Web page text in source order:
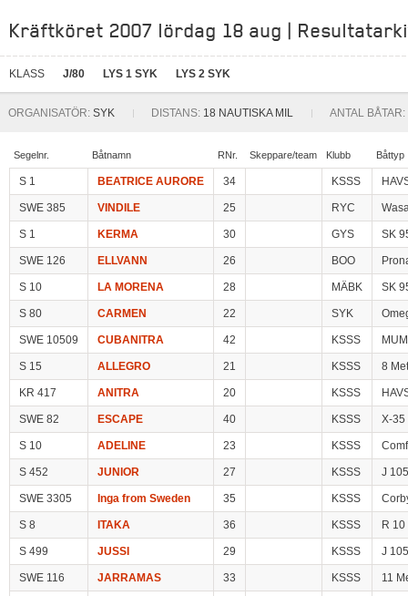
Kräftköret 2007 lördag 18 aug |
KLASS J/80 LYS 1 SYK LYS 2 SYK
ORGANISATÖR: SYK DISTANS: 18 NAUTISKA MIL ANTAL BÅTAR:
Segelnr. Båtnamn RNr. Skeppare/team Klubb Båttyp
S 1 BEATRICE AURORE 34 KSSS
SWE 385 VINDILE 25 RYC
S 1 KERMA 30 GYS SK
SWE 126 ELLVANN 26 BOO
S 10 LA MORENA 28 MÄBK SK
S 80 CARMEN 22 SYK
SWE 10509 CUBANITRA 42 KSSS
S 15 ALLEGRO 21 KSSS 8
KR 417 ANITRA 20 KSSS
SWE 82 ESCAPE 40 KSSS X-35
S 10 ADELINE 23 KSSS
S 452 JUNIOR 27 KSSS J 105
SWE 3305 Inga from Sweden 35 KSSS
S 8 ITAKA 36 KSSS R 10
S 499 JUSSI 29 KSSS J 105
SWE 116 JARRAMAS 33 KSSS 11